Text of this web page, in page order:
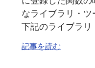
なライブラリ・ツ
下記のライブラ
記事を読む